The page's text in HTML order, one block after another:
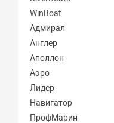
WinBoat
Адмирал
Англер
Аполлон
Аэро
Лидер
Навигатор
ПрофМарин